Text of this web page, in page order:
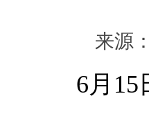
来源
6月